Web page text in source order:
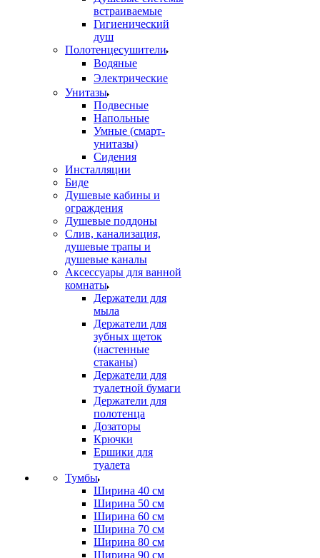
встраиваемые
Гигиенический
душ
Полотенцесушители
ㅤВодяные
ㅤЭлектрические
Унитазы
Подвесные
Напольные
Умные (смарт-
унитазы)
Сидения
Инсталляции
Биде
Душевые кабины и
ограждения
Душевые поддоны
Слив, канализация,
душевые трапы и
душевые каналы
Аксессуары для ванной
комнаты
Держатели для
мыла
Держатели для
зубных щеток
(настенные
стаканы)
Держатели для
туалетной бумаги
Держатели для
полотенца
Дозаторы
Крючки
Ершики для
туалета
Тумбы
Ширина 40 см
Ширина 50 см
Ширина 60 см
Ширина 70 см
Ширина 80 см
Ширина 90 см